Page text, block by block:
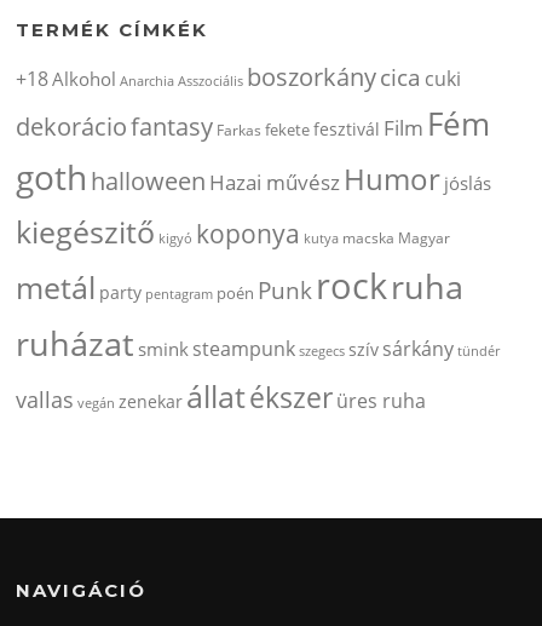
TERMÉK CÍMKÉK
+18Alkohol Anarchia Asszociális boszorkánycica cuki
dekoráciofantasy Farkas feketefesztivál Film Fém
goth halloween Hazai művész Humor jóslás
kiegészitő kigyó koponya kutya macska Magyar
metál party pentagram poén Punkrockruha
ruházat smink steampunk szegecs szív sárkány tündér
vallas vegán zenekar állatékszerüres ruha
NAVIGÁCIÓ